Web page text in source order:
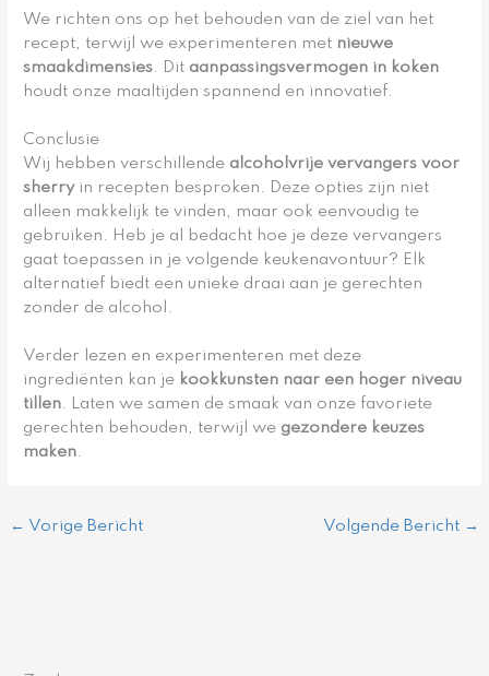
We richten ons op het behouden van de ziel van het
recept, terwijl we experimenteren met nieuwe
smaakdimensies. Dit aanpassingsvermogen in koken
houdt onze maaltijden spannend en innovatief.
Conclusie
Wij hebben verschillende alcoholvrije vervangers voor
sherryin recepten besproken. Deze opties zijn niet
alleen makkelijk te vinden, maar ook eenvoudig te
gebruiken. Heb je al bedacht hoe je deze vervangers
gaat toepassen in je volgende keukenavontuur? Elk
alternatief biedt een unieke draai aan je gerechten
zonder de alcohol.
Verder lezen en experimenteren met deze
ingrediënten kan je kookkunsten naar een hoger niveau
tillen. Laten we samen de smaak van onze favoriete
gerechten behouden, terwijl we gezondere keuzes
maken.
← Vorige Bericht Volgende Bericht →